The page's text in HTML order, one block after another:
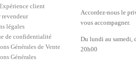
client
légales
de confidentialité
Générales de Vente
Générales
Accordez-nous le
vous accompagner.
Du lundi au samedi,
20h00